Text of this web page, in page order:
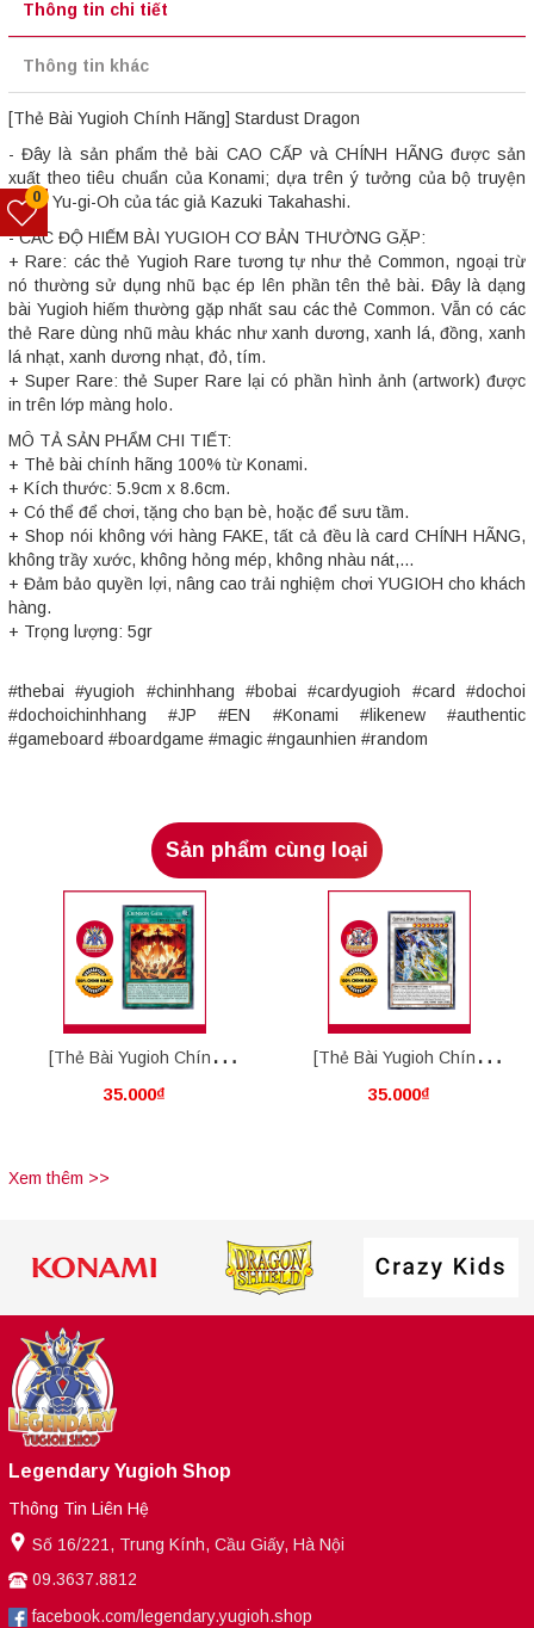
Thông tin chi tiết
Thông tin khác
[Thẻ Bài Yugioh Chính Hãng] Stardust Dragon
- Đây là sản phẩm thẻ bài CAO CẤP và CHÍNH HÃNG được sản
xuất theo tiêu chuẩn của Konami; dựa trên ý tưởng của bộ truyện
tranh Yu-gi-Oh của tác giả Kazuki Takahashi.
- CÁC ĐỘ HIẾM BÀI YUGIOH CƠ BẢN THƯỜNG GẶP:
+ Rare: các thẻ Yugioh Rare tương tự như thẻ Common, ngoại trừ
nó thường sử dụng nhũ bạc ép lên phần tên thẻ bài. Đây là dạng
bài Yugioh hiếm thường gặp nhất sau các thẻ Common. Vẫn có các
thẻ Rare dùng nhũ màu khác như xanh dương, xanh lá, đồng, xanh
lá nhạt, xanh dương nhạt, đỏ, tím.
+ Super Rare: thẻ Super Rare lại có phần hình ảnh (artwork) được
in trên lớp màng holo.
MÔ TẢ SẢN PHẨM CHI TIẾT:
+ Thẻ bài chính hãng 100% từ Konami.
+ Kích thước: 5.9cm x 8.6cm.
+ Có thể để chơi, tặng cho bạn bè, hoặc để sưu tầm.
+ Shop nói không với hàng FAKE, tất cả đều là card CHÍNH HÃNG,
không trầy xước, không hỏng mép, không nhàu nát,...
+ Đảm bảo quyền lợi, nâng cao trải nghiệm chơi YUGIOH cho khách
hàng.
+ Trọng lượng: 5gr
#thebai #yugioh #chinhhang #bobai #cardyugioh #card #dochoi
#dochoichinhhang #JP #EN #Konami #likenew #authentic
#gameboard #boardgame #magic #ngaunhien #random
Sản phẩm cùng loại
[Thẻ Bài Yugioh Chính
Hãng] Crimson Gaia
35.000₫
[Thẻ Bài Yugioh Chính
Hãng] "Crystal" Wing
35.000₫
Xem thêm >>
Legendary Yugioh Shop
Thông Tin Liên Hệ
Số 16/221, Trung Kính, Cầu Giấy, Hà Nội
09.3637.8812
facebook.com/legendary.yugioh.shop
0